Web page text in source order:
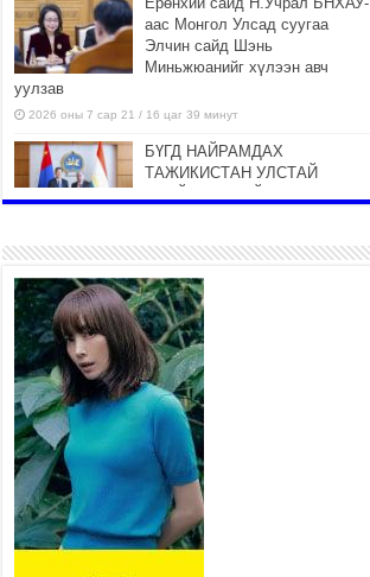
аас Монгол Улсад суугаа
Элчин сайд Шэнь
Миньжюанийг хүлээн авч
уулзав
2026 оны 7 сар 21 / 16 цаг 39 минут
БҮГД НАЙРАМДАХ
ТАЖИКИСТАН УЛСТАЙ
26,992 суралцагч хотхоны бага
сургуульд, 8100 суралцагч
төрөлжсөн ахлах сургуульд
суралцана
2026 оны 7 сар 21 / 13 цаг 43 минут
COP17 хурлын үеэрх замын
хөдөлгөөн, нийтийн тээврийн
зохицуулалт, сургууль,
цэцэрлэг, зах, худалдааны
төвийн ажиллах хуваарийг гаргаж, иргэдэд
мэдээлэхийг үүрэг болголоо
2026 оны 7 сар 21 / 11 цаг 59 минут